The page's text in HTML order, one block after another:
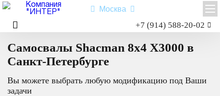
Москва
+7 (914) 588-20-02
Shacman X3000
Shacman X6000
Самосвал
Седельный тягач
Главная
Самосвалы Shacman 8x4 X3000 в
Санкт-Петербурге
Вы можете выбрать любую модификацию под Ваши
задачи